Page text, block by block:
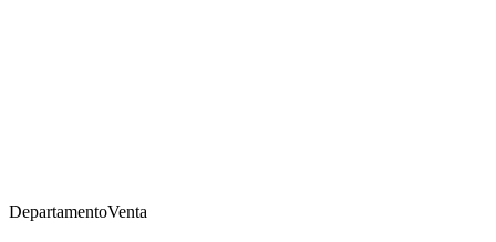
DepartamentoVenta